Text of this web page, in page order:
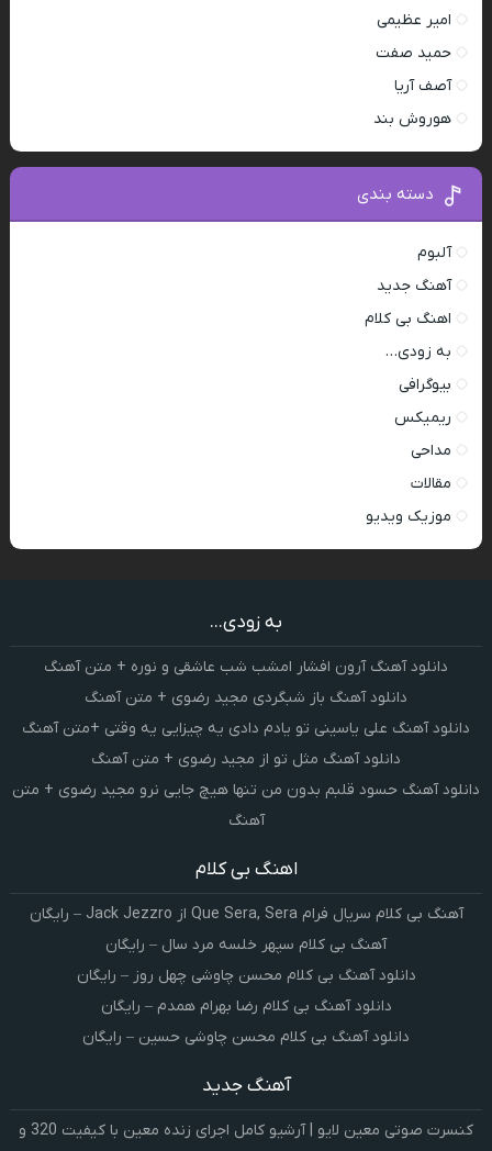
امیر عظیمی
حمید صفت
آصف آریا
هوروش بند
دسته بندی
آلبوم
آهنگ جدید
اهنگ بی کلام
به زودی…
بیوگرافی
ریمیکس
مداحی
مقالات
موزیک ویدیو
به زودی...
دانلود آهنگ آرون افشار امشب شب عاشقی و نوره + متن آهنگ
دانلود آهنگ باز شبگردی مجید رضوی + متن آهنگ
دانلود آهنگ علی یاسینی تو یادم دادی یه چیزایی یه وقتی +متن آهنگ
دانلود آهنگ مثل تو از مجید رضوی + متن آهنگ
دانلود آهنگ حسود قلبم بدون من تنها هیچ جایی نرو مجید رضوی + متن
آهنگ
اهنگ بی کلام
آهنگ بی کلام سریال فرام Que Sera, Sera از Jack Jezzro – رایگان
آهنگ بی کلام سپهر خلسه مرد سال – رایگان
دانلود آهنگ بی کلام محسن چاوشی چهل روز – رایگان
دانلود آهنگ بی کلام رضا بهرام همدم – رایگان
دانلود آهنگ بی کلام محسن چاوشی حسین – رایگان
آهنگ جدید
کنسرت صوتی معین لایو | آرشیو کامل اجرای زنده معین با کیفیت 320 و